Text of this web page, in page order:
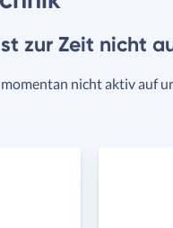
zur Zeit nicht
nicht aktiv auf